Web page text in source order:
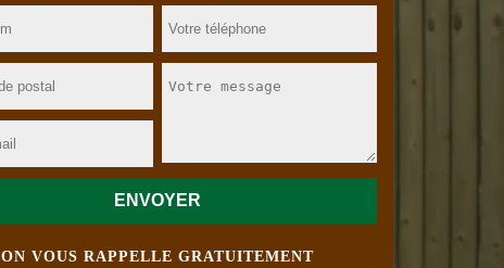
ON VOUS RAPPELLE GRATUITEMENT